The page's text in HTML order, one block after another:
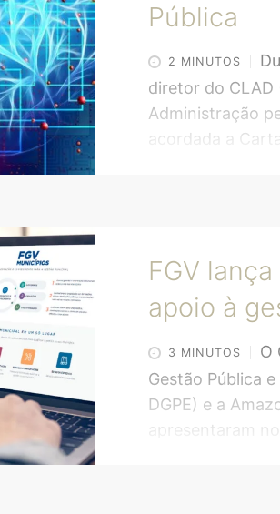
Pública
2 MINUTOS
diretor do CLAD
Administração
acordada a
Criado,
Administração
Madri e relator
“Sempre
cidadãos como
FGV
apoio à
3 MINUTOS
O
Gestão Pública
DGPE) e a
apresentaram